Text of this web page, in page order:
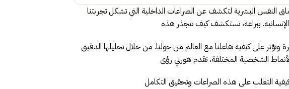
النفس البشرية لتكشف عن الصراعات الداخلية التي تشكل تجربتنا
الإنسانية. ببراعة، تستكشف كيف تتجذر هذه
وتؤثر على كيفية تفاعلنا مع العالم من حولنا. من خلال تحليلها الدقيق
لأنماط الشخصية المختلفة، تقدم هورني رؤى
التغلب على هذه الصراعات وتحقيق التكامل